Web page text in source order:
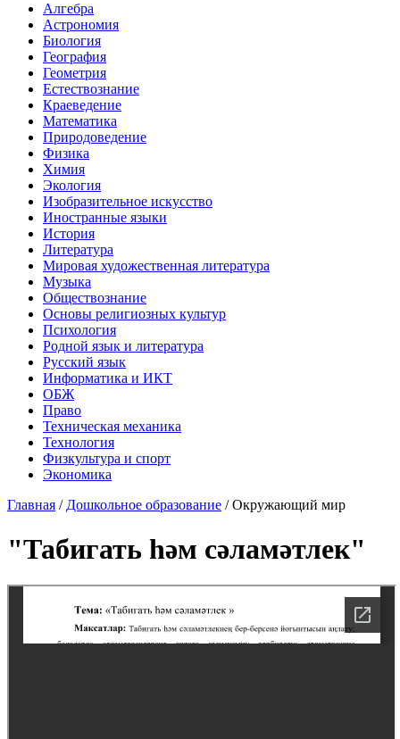
Алгебра
Астрономия
Биология
География
Геометрия
Естествознание
Краеведение
Математика
Природоведение
Физика
Химия
Экология
Изобразительное искусство
Иностранные языки
История
Литература
Мировая художественная литература
Музыка
Обществознание
Основы религиозных культур
Психология
Родной язык и литература
Русский язык
Информатика и ИКТ
ОБЖ
Право
Техническая механика
Технология
Физкультура и спорт
Экономика
Главная / Дошкольное образование /Окружающий мир
"Табигать һәм сәламәтлек"